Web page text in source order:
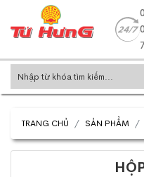
TRANG CHỦ SẢN PHẨM